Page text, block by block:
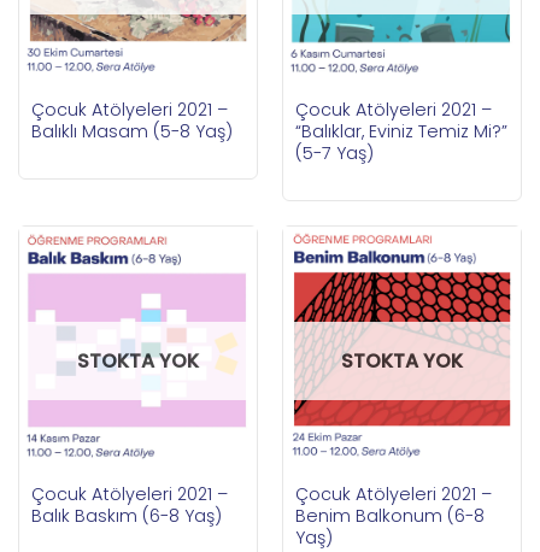
Çocuk Atölyeleri 2021 –
Balıklı Masam (5-8 Yaş)
Çocuk Atölyeleri 2021 –
“Balıklar, Eviniz Temiz Mi?”
(5-7 Yaş)
STOKTA YOK
Çocuk Atölyeleri 2021 –
Balık Baskım (6-8 Yaş)
STOKTA YOK
Çocuk Atölyeleri 2021 –
Benim Balkonum (6-8
Yaş)